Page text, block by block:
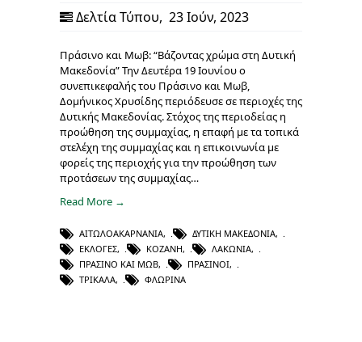
Δελτία Τύπου, 23 Ιούν, 2023
Πράσινο και Μωβ: “Βάζοντας χρώμα στη Δυτική
Μακεδονία” Την Δευτέρα 19 Ιουνίου ο
συνεπικεφαλής του Πράσινο και Μωβ,
Δομήνικος Χρυσίδης περιόδευσε σε περιοχές της
Δυτικής Μακεδονίας. Στόχος της περιοδείας η
προώθηση της συμμαχίας, η επαφή με τα τοπικά
στελέχη της συμμαχίας και η επικοινωνία με
φορείς της περιοχής για την προώθηση των
προτάσεων της συμμαχίας…
Read More →
ΑΙΤΩΛΟΑΚΑΡΝΑΝΊΑ, ΔΥΤΙΚΉ ΜΑΚΕΔΟΝΊΑ,
ΕΚΛΟΓΈΣ, ΚΟΖΆΝΗ, ΛΑΚΩΝΊΑ,
ΠΡΑΣΙΝΟ ΚΑΙ ΜΩΒ, ΠΡΆΣΙΝΟΙ,
ΤΡΊΚΑΛΑ, ΦΛΏΡΙΝΑ